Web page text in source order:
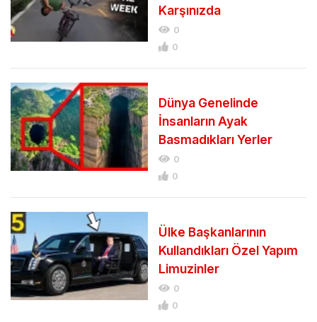
Karşınızda
0
0
Dünya Genelinde
İnsanların Ayak
Basmadıkları Yerler
0
0
Ülke Başkanlarının
Kullandıkları Özel Yapım
Limuzinler
0
0